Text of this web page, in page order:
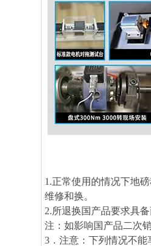
1.正常使用的情况下地
维修和换。
2.所退换国产品要求具
注：如影响国产品二次
3．注意：下列情况不